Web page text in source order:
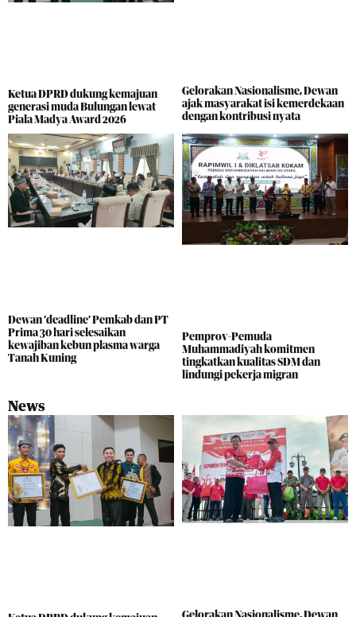
Ketua DPRD dukung kemajuan
generasi muda Bulungan lewat
Piala Madya Award 2026
Gelorakan Nasionalisme, Dewan
ajak masyarakat isi kemerdekaan
dengan kontribusi nyata
Dewan ‘deadline’ Pemkab dan PT
Prima 30 hari selesaikan
kewajiban kebun plasma warga
Tanah Kuning
Pemprov-Pemuda
Muhammadiyah komitmen
tingkatkan kualitas SDM dan
lindungi pekerja migran
News